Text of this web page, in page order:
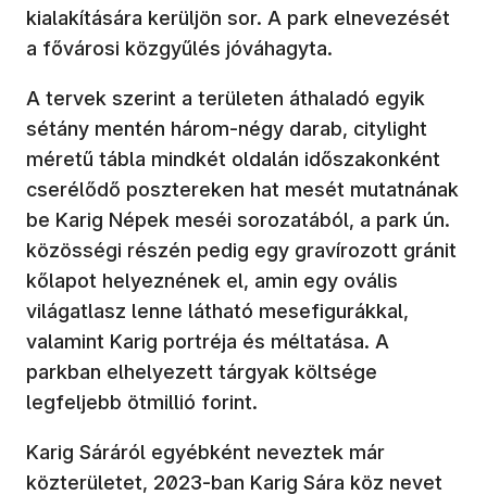
kialakítására kerüljön sor. A park elnevezését
a fővárosi közgyűlés jóváhagyta.
A tervek szerint a területen áthaladó egyik
sétány mentén három-négy darab, citylight
méretű tábla mindkét oldalán időszakonként
cserélődő posztereken hat mesét mutatnának
be Karig Népek meséi sorozatából, a park ún.
közösségi részén pedig egy gravírozott gránit
kőlapot helyeznének el, amin egy ovális
világatlasz lenne látható mesefigurákkal,
valamint Karig portréja és méltatása. A
parkban elhelyezett tárgyak költsége
legfeljebb ötmillió forint.
Karig Sáráról egyébként neveztek már
közterületet, 2023-ban Karig Sára köz nevet